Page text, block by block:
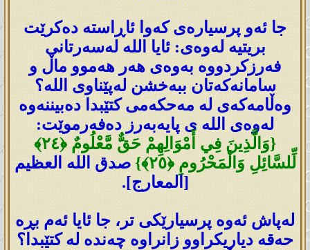
جا ئەو پرسیارەی کەوا ئاڕاستە دەکرێت
بریتیە لەوەی: ئایا اللە لەسەرتانی
فەرزکردووە بەوەی ھەر ھەموو ماڵ و
سامانەکەتان ببەخشن لەپێناوی اللە؟
وەڵامەکەی لە مەحکەمی کتێبدا دەبیننەوە
لەوەی اللە ی پایەبەرز دەفەرموێت:
{وَالَّذِينَ فِي أَمْوَالِهِمْ حَقٌّ مَّعْلُومٌ ﴿٢٤﴾
لِّلسَّائِلِ وَالْمَحْرُ‌ومِ ﴿٢٥﴾}
صدق الله العظيم
[المعارج].
لەپاش ئەوە پرسیارێکی تر، جا ئایا ئەم بڕە
حەقە دیاریکراوو زانراوە چەندە لە کتێبدا؟